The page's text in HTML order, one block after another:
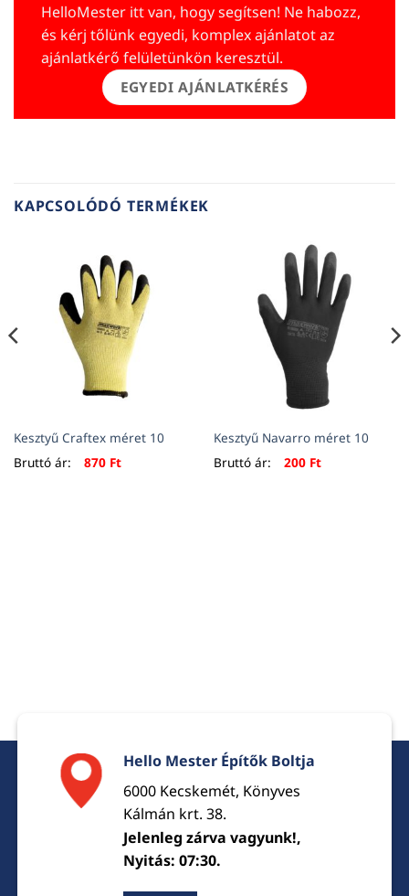
HelloMester itt van, hogy segítsen! Ne habozz,
és kérj tőlünk egyedi, komplex ajánlatot az
ajánlatkérő felületünkön keresztül.
EGYEDI AJÁNLATKÉRÉS
KAPCSOLÓDÓ TERMÉKEK
Kesztyű Craftex méret 10
Bruttó ár:
870 Ft
Kesztyű Navarro méret 10
Bruttó ár:
200 Ft
Hello Mester Építők Boltja
6000 Kecskemét, Könyves
Kálmán krt. 38.
Jelenleg zárva vagyunk!,
Nyitás: 07:30.